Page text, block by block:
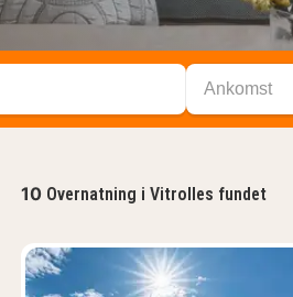
Ankomst
10 Overnatning i Vitrolles fundet